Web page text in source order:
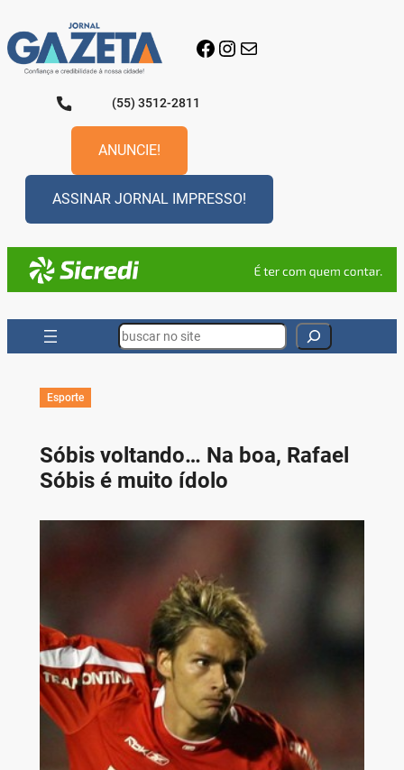
para
o
conteúdo
Facebook
Instagram
E-mail
(55) 3512-2811
ANUNCIE!
ASSINAR JORNAL IMPRESSO!
Search
Esporte
Sóbis voltando… Na boa, Rafael
Sóbis é muito ídolo